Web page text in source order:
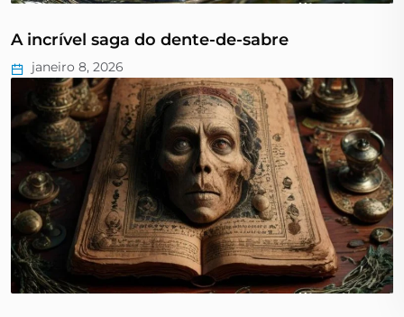
A incrível saga do dente-de-sabre
janeiro 8, 2026